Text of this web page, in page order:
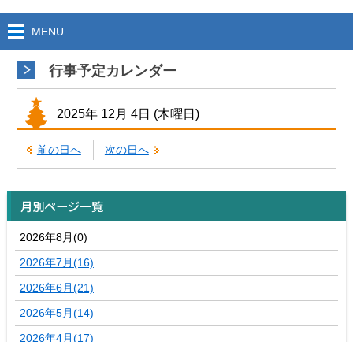
MENU
行事予定カレンダー
2025年 12月 4日 (木曜日)
前の日へ 次の日へ
月別ページ一覧
2026年8月(0)
2026年7月(16)
2026年6月(21)
2026年5月(14)
2026年4月(17)